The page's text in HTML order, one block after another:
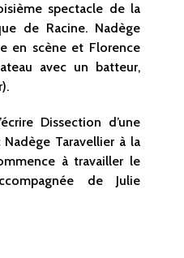
spectacle de la
de Racine. Nadège
en scène et Florence
avec un batteur,
Dissection d’une
Taravellier à la
à travailler le
de Julie